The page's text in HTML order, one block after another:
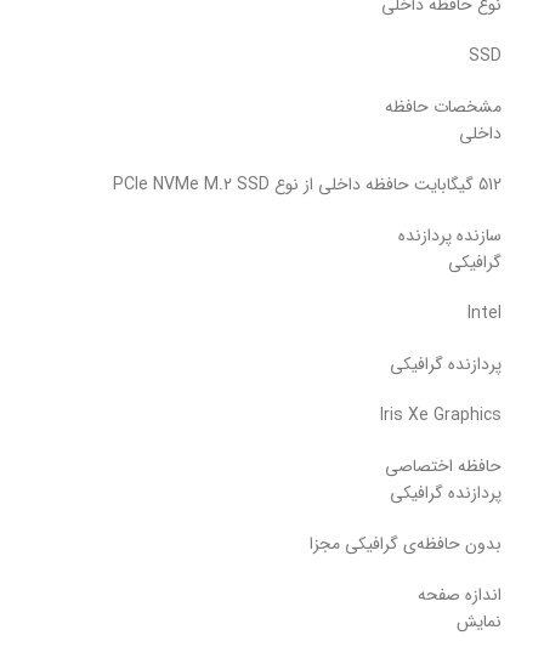
SSD
مشخصات حافظه
داخلی
512 گیگابایت حافظه داخلی از نوع PCIe NVMe M.2 SSD
سازنده پردازنده
گرافیکی
Intel
پردازنده گرافیکی
Iris Xe Graphics
حافظه اختصاصی
پردازنده گرافیکی
بدون حافظه‌ی گرافیکی مجزا
اندازه صفحه
نمایش